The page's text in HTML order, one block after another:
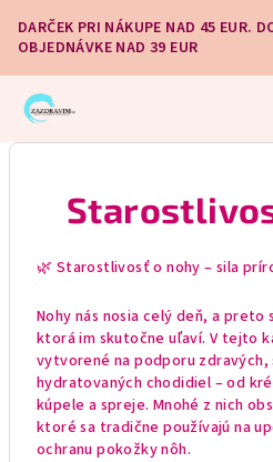
obsah
DARČEK PRI NÁKUPE NAD 45 EUR.
OBJEDNÁVKE NAD 39 EUR
🌿 Starostlivosť o nohy – sila
Nohy nás nosia celý deň, a
ktorá im skutočne uľaví. V tejto
vytvorené na podporu zdravých,
hydratovaných chodidiel – od
kúpele a spreje. Mnohé z nich
ktoré sa tradične používajú na
ochranu pokožky nôh.